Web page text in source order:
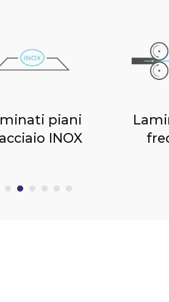
piani
INOX